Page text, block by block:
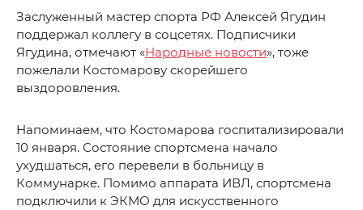
Заслуженный мастер спорта РФ Алексей Ягудин
поддержал коллегу в соцсетях. Подписчики
Ягудина, отмечают «Народные новости», тоже
пожелали Костомарову скорейшего
выздоровления.
Напоминаем, что Костомарова госпитализировали
10 января. Состояние спортсмена начало
ухудшаться, его перевели в больницу в
Коммунарке. Помимо аппарата ИВЛ, спортсмена
подключили к ЭКМО для искусственного